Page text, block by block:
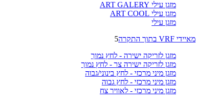
מזגן עילי ART GALERY
מזגן עילי ART COOL
מזגן עילי
מאיידי VRF בתוך התקרה
5
מזגן לזריקה ישירה - לחץ נמוך
מזגן לזריקה ישירה צר - לחץ נמוך
מזגן מיני מרכזי - לחץ בינוני/גבוה
מזגן מיני מרכזי - לחץ גבוה
מזגן מיני מרכזי - לאוויר צח